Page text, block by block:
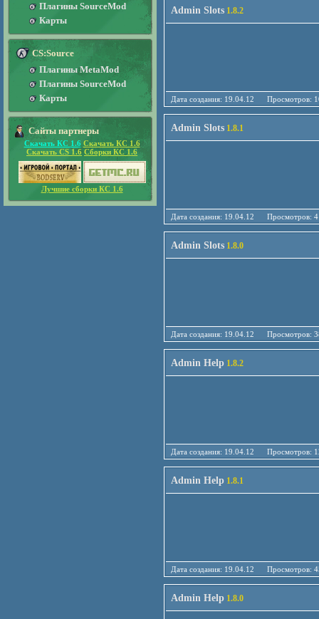
Admin Slots 1.8.2
Дата создания: 19.04.12
Admin Slots 1.8.1
Дата создания: 19.04.12
Admin Slots 1.8.0
Дата создания: 19.04.12
Admin Help 1.8.2
Дата создания: 19.04.12
Admin Help 1.8.1
Дата создания: 19.04.12
Admin Help 1.8.0
Плагины SourceMod
Карты
CS:Source
Плагины MetaMod
Плагины SourceMod
Карты
Сайты партнеры
Скачать КС 1.6 Скачать КС 1.6
Скачать CS 1.6 Сборки КС 1.6
Лучшие сборки КС 1.6